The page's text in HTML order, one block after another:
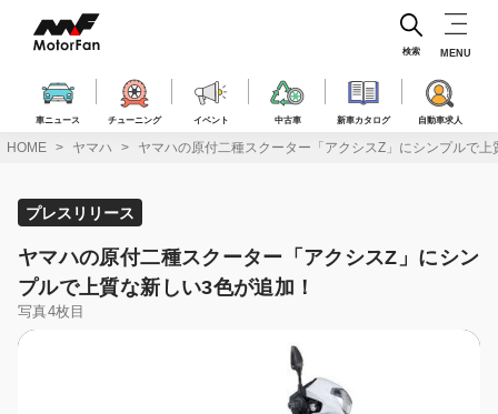
ス
車ニュース チューニング イベント 中古車 新車カタログ 自動車求人
検索 MENU
HOME ヤマハ ヤマハの原付二種スクーター「アクシスZ」にシンプルで
プレスリリース
ヤマハの原付二種スクーター「アクシスZ」にシン
プルで上質な新しい3色が追加！
写真4枚目